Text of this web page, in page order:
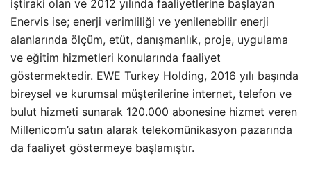
iştiraki olan ve 2012 yılında faaliyetlerine başlayan
Enervis ise; enerji verimliliği ve yenilenebilir enerji
alanlarında ölçüm, etüt, danışmanlık, proje, uygulama
ve eğitim hizmetleri konularında faaliyet
göstermektedir. EWE Turkey Holding, 2016 yılı başında
bireysel ve kurumsal müşterilerine internet, telefon ve
bulut hizmeti sunarak 120.000 abonesine hizmet veren
Millenicom’u satın alarak telekomünikasyon pazarında
da faaliyet göstermeye başlamıştır.